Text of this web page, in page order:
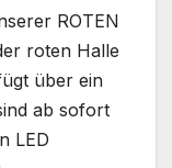
ROTEN
roten Halle
über ein
ab sofort
LED